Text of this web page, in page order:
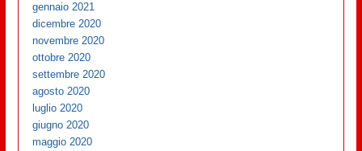
gennaio 2021
dicembre 2020
novembre 2020
ottobre 2020
settembre 2020
agosto 2020
luglio 2020
giugno 2020
maggio 2020